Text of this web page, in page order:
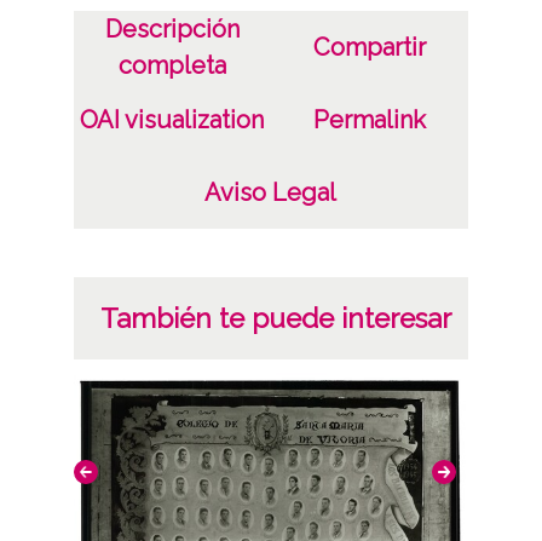
Licencia de las imágenes
CC BY-NC-SA 4.0
Descripción
completa
Compartir
OAI visualization Permalink
Aviso Legal
También te puede interesar